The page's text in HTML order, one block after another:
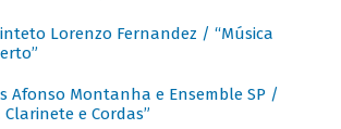
Lorenzo Fernandez / “Música
Afonso Montanha e Ensemble SP /
e Cordas”